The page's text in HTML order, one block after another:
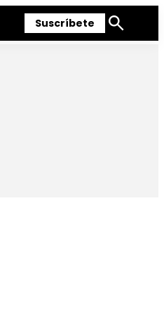
Suscríbete
Mostrar